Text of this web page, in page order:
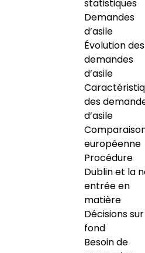
statistiques
Demandes
d’asile
Évolution des
demandes
d’asile
des
d’asile
européenne
Procédure
Dublin et la
entrée en
matière
Décisions
fond
Besoin de